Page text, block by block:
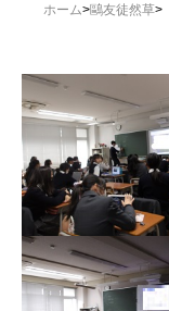
ホーム>鷗友徒然草>